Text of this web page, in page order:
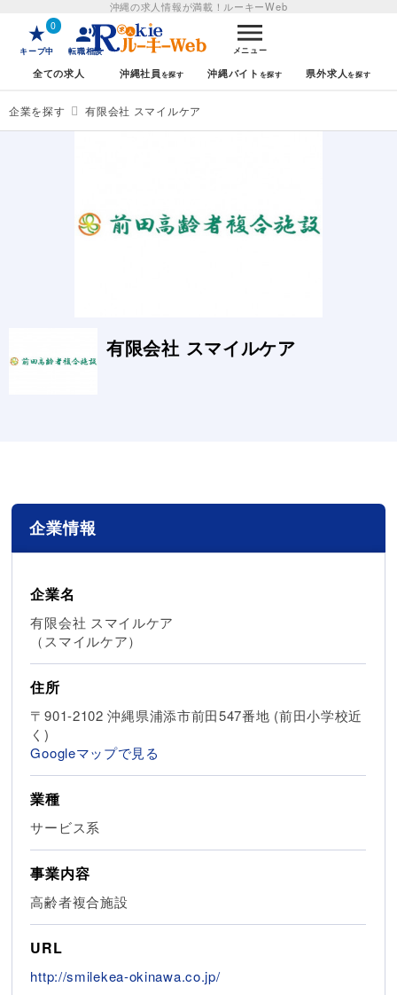
沖縄の求人情報が満載！ ルーキーWeb
0
キープ中 転職相談 メニュー
全ての求人 沖縄社員 沖縄バイト 県外求人
企業を探す 有限会社 スマイルケア
有限会社 スマイルケア
企業情報
企業名
有限会社 スマイルケア
（スマイルケア）
住所
〒901-2102 沖縄県浦添市前田547番地 (前田小学校近
く)
Googleマップで見る
業種
サービス系
事業内容
高齢者複合施設
URL
http://smilekea-okinawa.co.jp/